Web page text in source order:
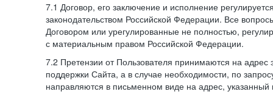
7.1 Договор, его заключение и исполнение
законодательством Российской Федерации. Все
Договором или урегулированные не полностью,
с материальным правом Российской Федерации.
7.2 Претензии от Пользователя принимаются на
поддержки Сайта, а в случае необходимости, по
направляются в письменном виде на адрес,